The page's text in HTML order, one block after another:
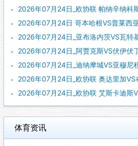
2026年07月24日_欧协联 帕纳辛纳科斯VS帕克斯
2026年07月24日 哥本哈根VS普莱西亚 欧协
2026年07月24日_亚布洛内茨VS瓦特基斯 欧协联
2026年07月24日_阿贾克斯VS伏伊伏丁那 欧协联
2026年07月24日_迪纳摩城VS亚穆尼积 欧协联
2026年07月24日_欧协联 奥达里加VS布加勒斯特
2026年07月24日_欧协联 艾斯卡迪斯VS瓦杜兹
体育资讯